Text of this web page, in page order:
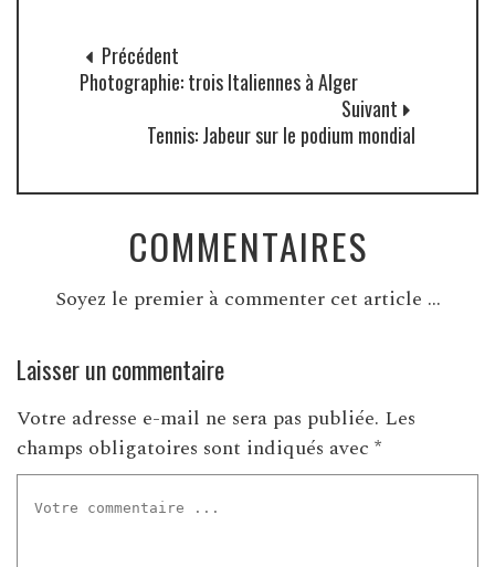
Précédent
Photographie: trois Italiennes à Alger
Suivant
Tennis: Jabeur sur le podium mondial
COMMENTAIRES
Soyez le premier à commenter cet article ...
Laisser un commentaire
Votre adresse e-mail ne sera pas publiée. Les
champs obligatoires sont indiqués avec *